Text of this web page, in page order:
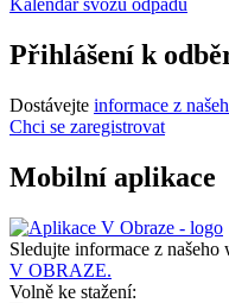
Kalendář svozu odpadu
Přihlášení k
Dostávejte informace z
Chci se zaregistrovat
Mobilní aplikace
Sledujte informace z našeho
V OBRAZE.
Volně ke stažení: